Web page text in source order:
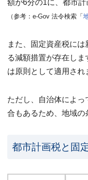
額が6分の1に、都市
（参考：e-Gov 法令検索「
また、固定資産税に
る減額措置が存在し
は原則として適用され
ただし、自治体によ
合もあるため、地域の
都市計画税と固